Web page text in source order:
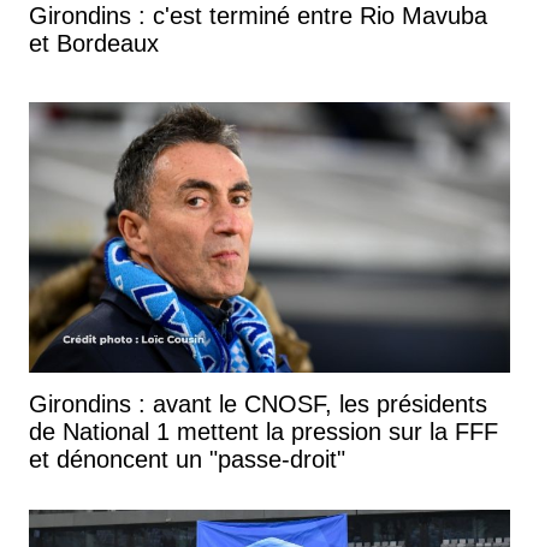
Girondins : c'est terminé entre Rio Mavuba
et Bordeaux
Girondins : avant le CNOSF, les présidents
de National 1 mettent la pression sur la FFF
et dénoncent un "passe-droit"